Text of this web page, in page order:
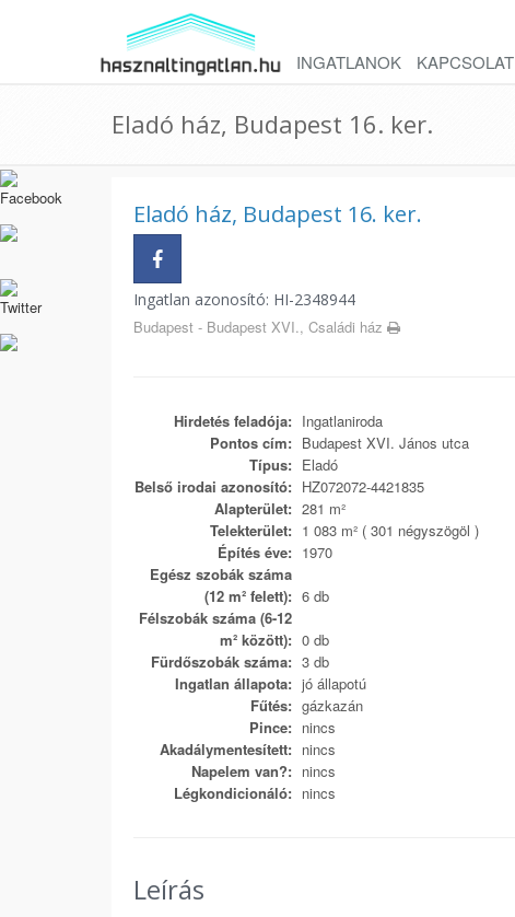
INGATLANOK KAPCSOLAT
Eladó ház, Budapest 16. ker.
Eladó ház, Budapest 16. ker.
Ingatlan azonosító: HI-2348944
Budapest - Budapest XVI., Családi ház
Hirdetés feladója: Ingatlaniroda
Pontos cím: Budapest XVI. János utca
Típus: Eladó
Belső irodai azonosító: HZ072072-4421835
Alapterület: 281 m²
Telekterület: 1 083 m² ( 301 négyszögöl )
Építés éve: 1970
Egész szobák száma
(12 m² felett): 6 db
Félszobák száma (6-12
m² között): 0 db
Fürdőszobák száma: 3 db
Ingatlan állapota: jó állapotú
Fűtés: gázkazán
Pince: nincs
Akadálymentesített: nincs
Napelem van?: nincs
Légkondicionáló: nincs
Leírás